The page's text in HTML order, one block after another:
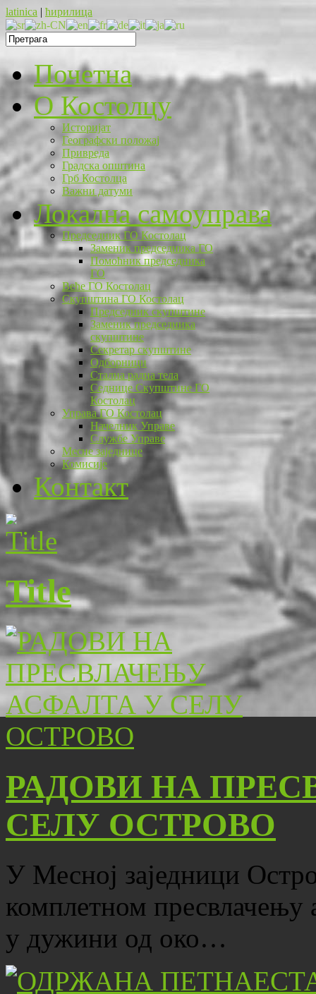
latinica | ћирилица
Почетна
O Костолцу
Историјат
Географски положај
Привреда
Градска општина
Грб Костолца
Важни датуми
Локална самоуправа
Председник ГО Костолац
Заменик председника ГО
Помоћник председника
ГО
Веће ГО Костолац
Скупштина ГО Костолац
Председник скупштине
Заменик председника
скупштине
Секретар скупштине
Одборници
Стална радна тела
Седнице Скупштине ГО
Костолац
Управа ГО Костолац
Начелник Управе
Службе Управе
Месне заједнице
Комисије
Контакт
Title
РАДОВИ НА
СЕЛУ ОСТРОВО
У Месној заједници
комплетном
у дужини од око…